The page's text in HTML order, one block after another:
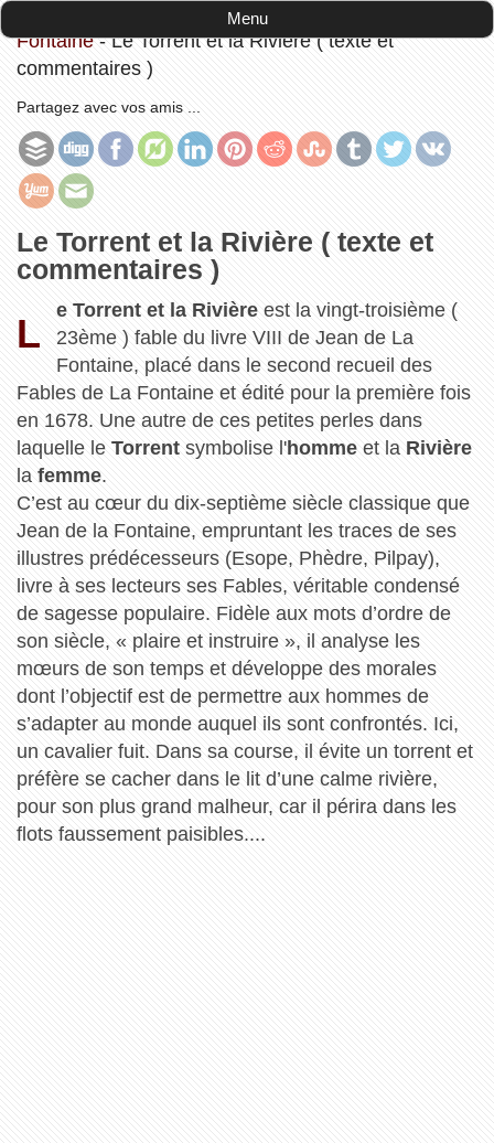
Les Fables et Contes de Jean de La
Fontaine-Le Torrent et la Rivière ( texte et
commentaires )
Partagez avec vos amis ...
Le Torrent et la Rivière ( texte et
commentaires )
L
e Torrent et la Rivière est la vingt-troisième (
23ème ) fable du livre VIII de Jean de La
Fontaine, placé dans le second recueil des
Fables de La Fontaine et édité pour la première fois
en 1678. Une autre de ces petites perles dans
laquelle le Torrentsymbolise l'hommeet la Rivière
la femme.
C’est au cœur du dix-septième siècle classique que
Jean de la Fontaine, empruntant les traces de ses
illustres prédécesseurs (Esope, Phèdre, Pilpay),
livre à ses lecteurs ses Fables, véritable condensé
de sagesse populaire. Fidèle aux mots d’ordre de
son siècle, « plaire et instruire », il analyse les
mœurs de son temps et développe des morales
dont l’objectif est de permettre aux hommes de
s’adapter au monde auquel ils sont confrontés. Ici,
un cavalier fuit. Dans sa course, il évite un torrent et
préfère se cacher dans le lit d’une calme rivière,
pour son plus grand malheur, car il périra dans les
flots faussement paisibles....
Menu